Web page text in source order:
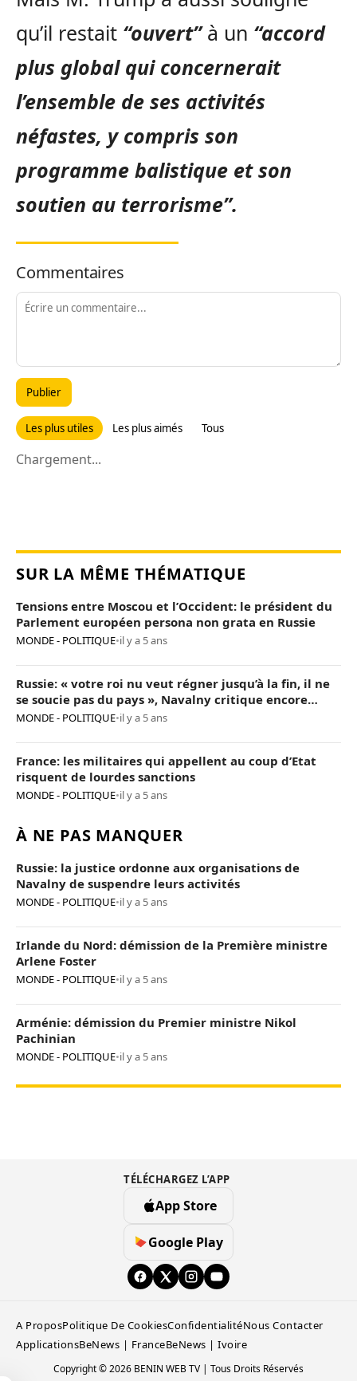
qu’il restait “ouvert”à un “accord
plus global qui concernerait
l’ensemble de ses activités
néfastes, y compris son
programme balistique et son
soutien au terrorisme”.
Commentaires
Publier
Les plus utiles Les plus aimés Tous
Chargement...
SUR LA MÊME THÉMATIQUE
Tensions entre Moscou et l’Occident: le président du
Parlement européen persona non grata en Russie
MONDE - POLITIQUE•il y a 5 ans
Russie: « votre roi nu veut régner jusqu’à la fin, il ne
se soucie pas du pays », Navalny critique encore
Poutine
MONDE - POLITIQUE•il y a 5 ans
France: les militaires qui appellent au coup d’Etat
risquent de lourdes sanctions
MONDE - POLITIQUE•il y a 5 ans
À NE PAS MANQUER
Russie: la justice ordonne aux organisations de
Navalny de suspendre leurs activités
MONDE - POLITIQUE•il y a 5 ans
Irlande du Nord: démission de la Première ministre
Arlene Foster
MONDE - POLITIQUE•il y a 5 ans
Arménie: démission du Premier ministre Nikol
Pachinian
MONDE - POLITIQUE•il y a 5 ans
TÉLÉCHARGEZ L’APP
App Store
Google Play
A ProposPolitique De CookiesConfidentialitéNous Contacter
ApplicationsBeNews | FranceBeNews | Ivoire
Copyright © 2026 BENIN WEB TV | Tous Droits Réservés